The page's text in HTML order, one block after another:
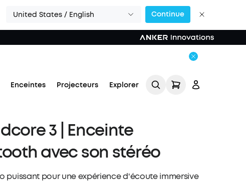
United States / English Continue
Enceintes Projecteurs Explorer
3 | Enceinte
avec son stéréo
puissant pour une expérience d'écoute immersive